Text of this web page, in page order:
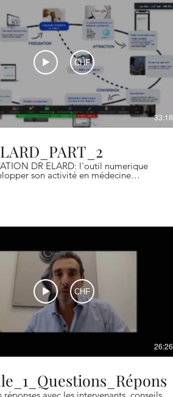
CHF
33:18
DR ELARD: l'outil numerique
son activité en médecine
CHF
26:26